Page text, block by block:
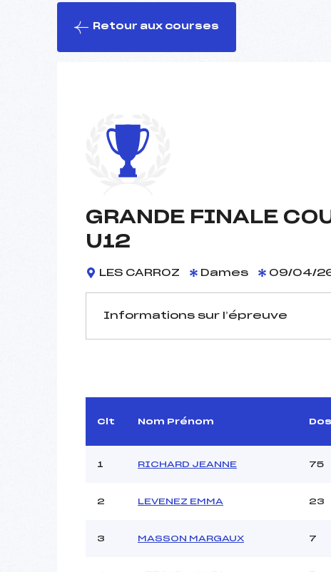
Retour aux courses
GRANDE FINALE
U12
LES CARROZ Dames 09/04/
Informations sur l’épreuve
Arbitre :
Clt Nom Prénom Dos
1 RICHARD JEANNE 75
2 LEVENEZ EMMA 23
3 MASSON MARGAUX 7